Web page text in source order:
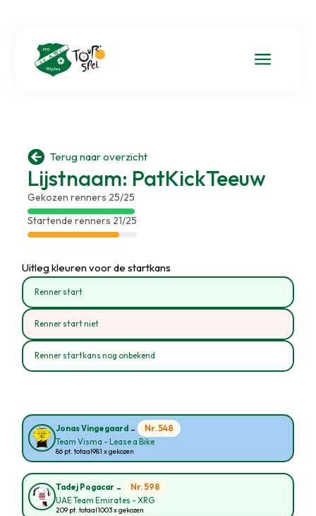
a
 Terug naar overzicht
Lijstnaam: PatKickTeeuw
Gekozen renners 25/25
Startende renners 21/25
Uitleg kleuren voor de startkans
Renner start
Renner start niet
Renner startkans nog onbekend
Jonas Vingegaard - Nr. 548
Team Visma - Lease a Bike
86 pt. totaal981 x gekozen
Tadej Pogacar - Nr. 598
UAE Team Emirates - XRG
209 pt. totaal1003 x gekozen